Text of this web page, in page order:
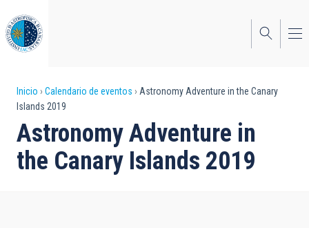
al
contenido
principal
Sobrescribir
enlaces
de
ayuda
Inicio Calendario de eventos
Astronomy Adventure in the Canary
Islands 2019
Astronomy Adventure in
the Canary Islands 2019